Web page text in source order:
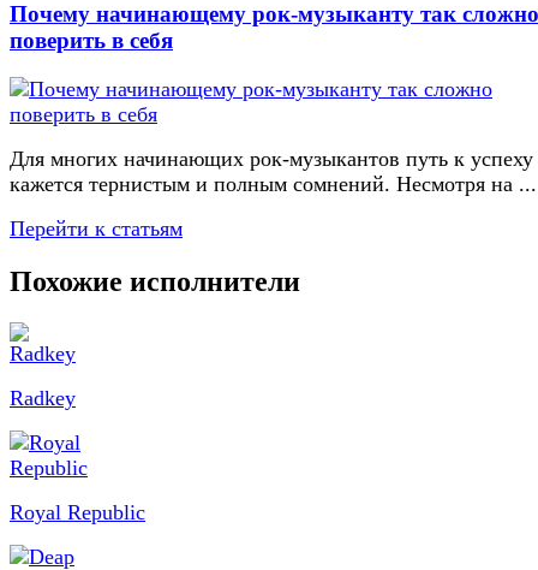
Почему начинающему рок-музыканту так сложно
поверить в себя
Для многих начинающих рок-музыкантов путь к успеху
кажется тернистым и полным сомнений. Несмотря на ...
Перейти к статьям
Похожие исполнители
Radkey
Royal Republic